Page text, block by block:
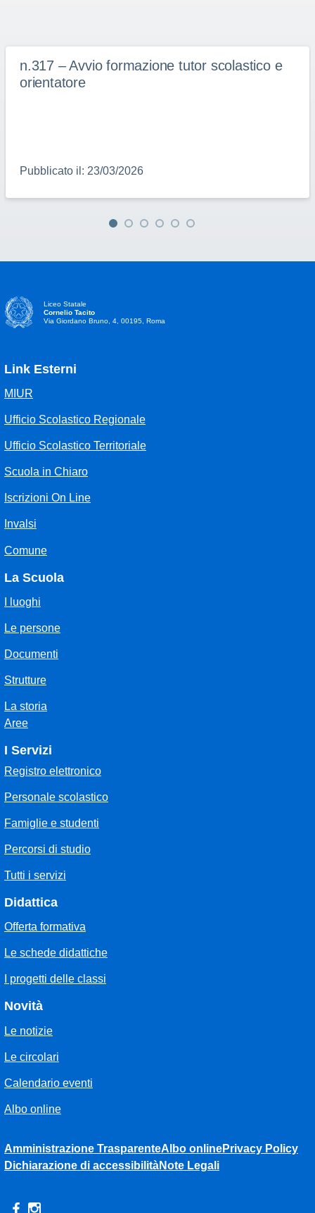
n.317 – Avvio formazione tutor scolastico e
orientatore
Pubblicato il: 23/03/2026
Liceo Statale
Cornelio Tacito
Via Giordano Bruno, 4, 00195, Roma
Link Esterni
MIUR
Ufficio Scolastico Regionale
Ufficio Scolastico Territoriale
Scuola in Chiaro
Iscrizioni On Line
Invalsi
Comune
La Scuola
I luoghi
Le persone
Documenti
Strutture
La storia
Aree
I Servizi
Registro elettronico
Personale scolastico
Famiglie e studenti
Percorsi di studio
Tutti i servizi
Didattica
Offerta formativa
Le schede didattiche
I progetti delle classi
Novità
Le notizie
Le circolari
Calendario eventi
Albo online
Amministrazione TrasparenteAlbo onlinePrivacy Policy
Dichiarazione di accessibilitàNote Legali